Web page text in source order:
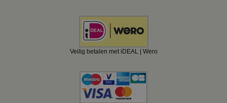
Veilig betalen met iDEAL | Wero